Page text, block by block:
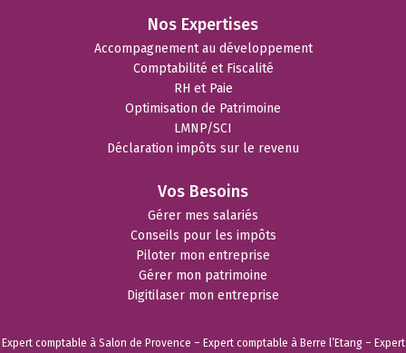
Nos Expertises
Accompagnement au développement
Comptabilité et Fiscalité
RH et Paie
Optimisation de Patrimoine
LMNP/SCI
Déclaration impôts sur le revenu
Vos Besoins
Gérer mes salariés
Conseils pour les impôts
Piloter mon entreprise
Gérer mon patrimoine
Digitilaser mon entreprise
Expert comptable à Salon de Provence – Expert comptable à Berre l’Etang– Expert